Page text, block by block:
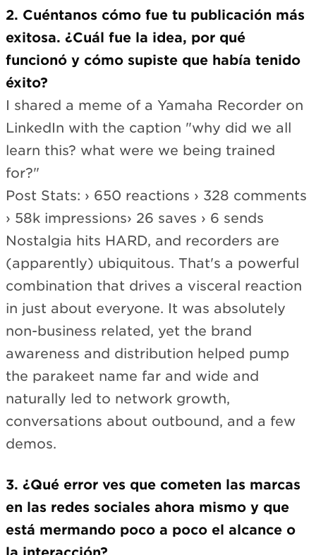
2. Cuéntanos cómo fue tu publicación más
exitosa. ¿Cuál fue la idea, por qué
funcionó y cómo supiste que había tenido
éxito?
I shared a meme of a Yamaha Recorder on
LinkedIn with the caption "why did we all
learn this? what were we being trained
for?"
Post Stats: › 650 reactions › 328 comments
› 58k impressions› 26 saves › 6 sends
Nostalgia hits HARD, and recorders are
(apparently) ubiquitous. That's a powerful
combination that drives a visceral reaction
in just about everyone. It was absolutely
non-business related, yet the brand
awareness and distribution helped pump
the parakeet name far and wide and
naturally led to network growth,
conversations about outbound, and a few
demos.
3. ¿Qué error ves que cometen las marcas
en las redes sociales ahora mismo y que
está mermando poco a poco el alcance o